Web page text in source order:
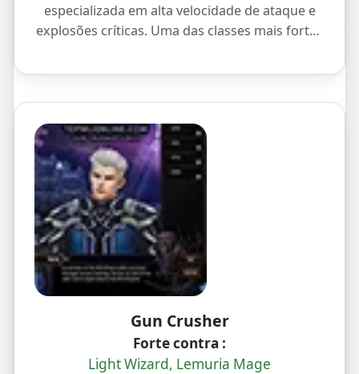
especializada em alta velocidade de ataque e
explosões críticas. Uma das classes mais fortes
Gun Crusher
Forte contra :
Light Wizard, Lemuria Mage